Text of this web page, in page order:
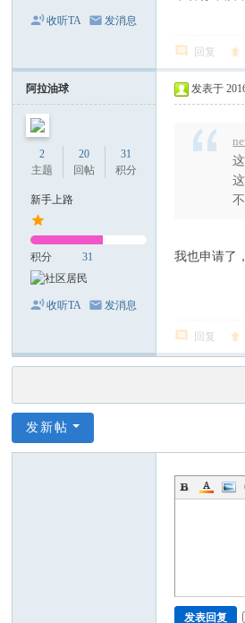
收听TA 发消息
回复
阿拉油球
2
主题
20
回帖
31
积分
新手上路
积分 31
收听TA 发消息
发表于
我也申请了
回复
发新帖
发表回复